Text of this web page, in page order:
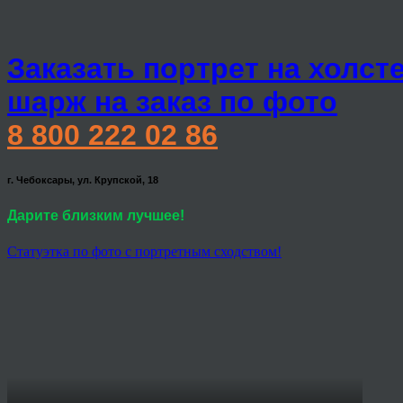
Заказать портрет на
шарж на заказ по фото
8 800 222 02 86
г. Чебоксары, ул. Крупской, 18
Дарите близким лучшее!
Статуэтка по фото с портретным сходством!